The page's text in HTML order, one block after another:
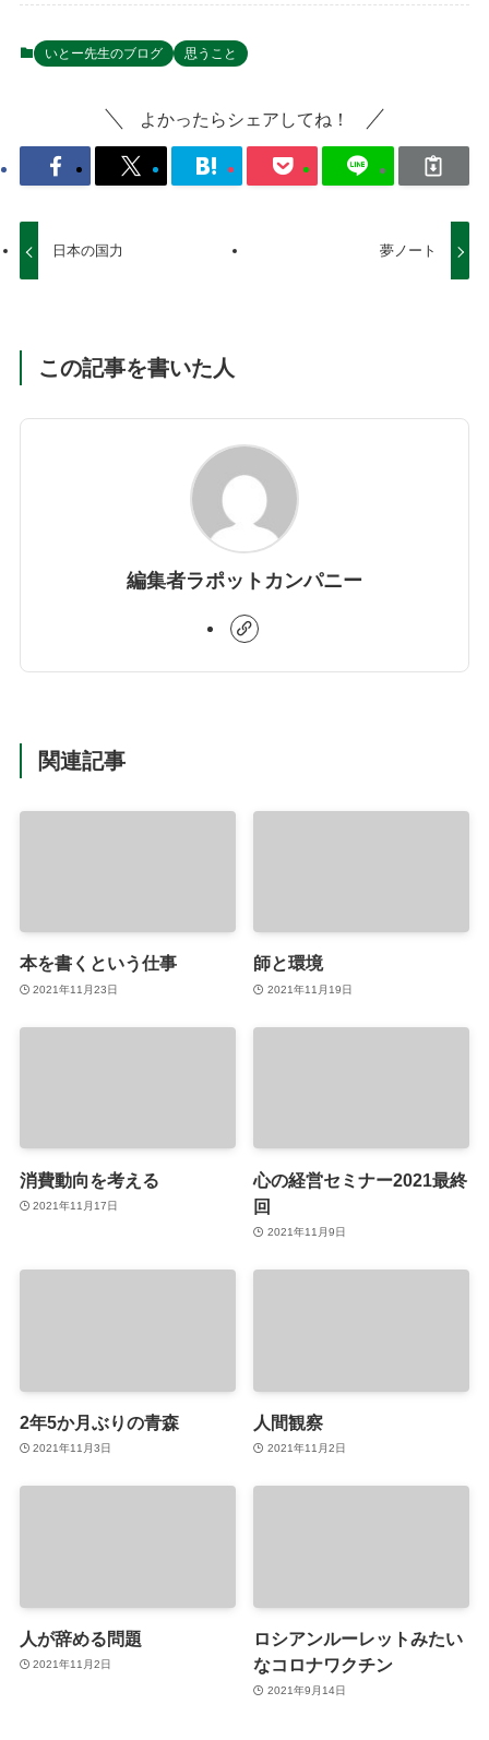
いとー先生のブログ 思うこと
よかったらシェアしてね！
日本の国力 夢ノート
この記事を書いた人
編集者ラポットカンパニー
関連記事
本を書くという仕事
2021年11月23日
師と環境
2021年11月19日
消費動向を考える
2021年11月17日
心の経営セミナー2021最終
回
2021年11月9日
2年5か月ぶりの青森
2021年11月3日
人間観察
2021年11月2日
人が辞める問題
2021年11月2日
ロシアンルーレットみたい
なコロナワクチン
2021年9月14日